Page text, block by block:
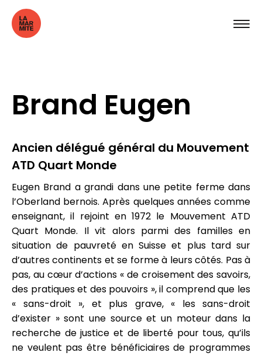
Brand Eugen
Ancien délégué général du Mouvement
ATD Quart Monde
Eugen Brand a grandi dans une petite ferme dans
l’Oberland bernois. Après quelques années comme
enseignant, il rejoint en 1972 le Mouvement ATD
Quart Monde. Il vit alors parmi des familles en
situation de pauvreté en Suisse et plus tard sur
d’autres continents et se forme à leurs côtés. Pas à
pas, au cœur d’actions « de croisement des savoirs,
des pratiques et des pouvoirs », il comprend que les
« sans-droit », et plus grave, « les sans-droit
d’exister » sont une source et un moteur dans la
recherche de justice et de liberté pour tous, qu’ils
ne veulent pas être bénéficiaires de programmes